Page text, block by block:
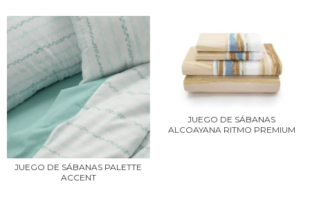
JUEGO DE SÁBANAS PALETTE
ACCENT
JUEGO DE SÁBANAS
ALCOAYANA RITMO PREMIUM